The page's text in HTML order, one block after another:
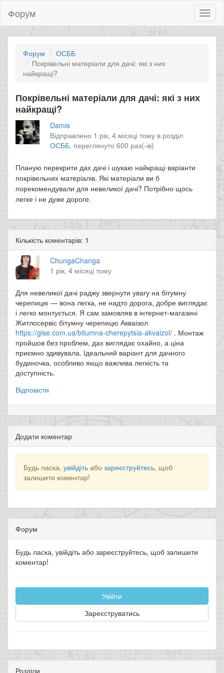
Форум
Форум
ОСББ
Покрівельні матеріали для дачі: які з них
найкращі?
Покрівельні матеріали для дачі: які з них
найкращі?
Damis
Відправлено 1 рік, 4 місяці тому в розділ
ОСББ, переглянуто 600 раз(-ів)
Планую перекрити дах дачі і шукаю найкращі варіанти
покрівельних матеріалів. Які матеріали ви б
порекомендували для невеликої дачі? Потрібно щось
легке і не дуже дороге.
Кількість коментарів: 1
ChungaChanga
1 рік, 4 місяці тому
Для невеликої дачі раджу звернути увагу на бітумну
черепицю — вона легка, не надто дорога, добре виглядає
і легко монтується. Я сам замовляв в інтернет-магазині
Житлосервіс бітумну черепицю Акваізол
https://gise.com.ua/bitumna-cherepytsia-akvaizol/ . Монтаж
пройшов без проблем, дах виглядає охайно, а ціна
приємно здивувала. Ідеальний варіант для дачного
будиночка, особливо якщо важлива легкість та
доступність.
Відповісти
Додати коментар
Будь ласка, увійдіть або зареєструйтесь, щоб
залишити коментар!
Форум
Будь ласка, увійдіть або зареєструйтесь, щоб залишити
коментар!
Увійти
Зареєструватись
Розділи